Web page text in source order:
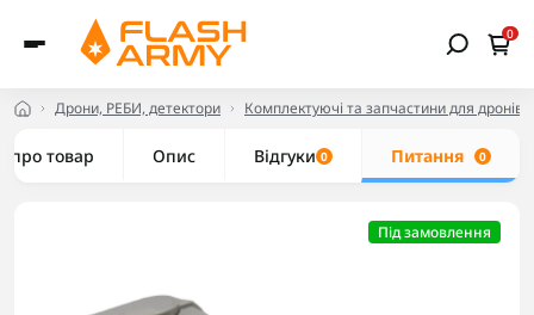
0
Дрони, РЕБИ, детектори Комплектуючі та запчастини для дронів
про товар Опис Відгуки 0 Питання 0
Під замовлення